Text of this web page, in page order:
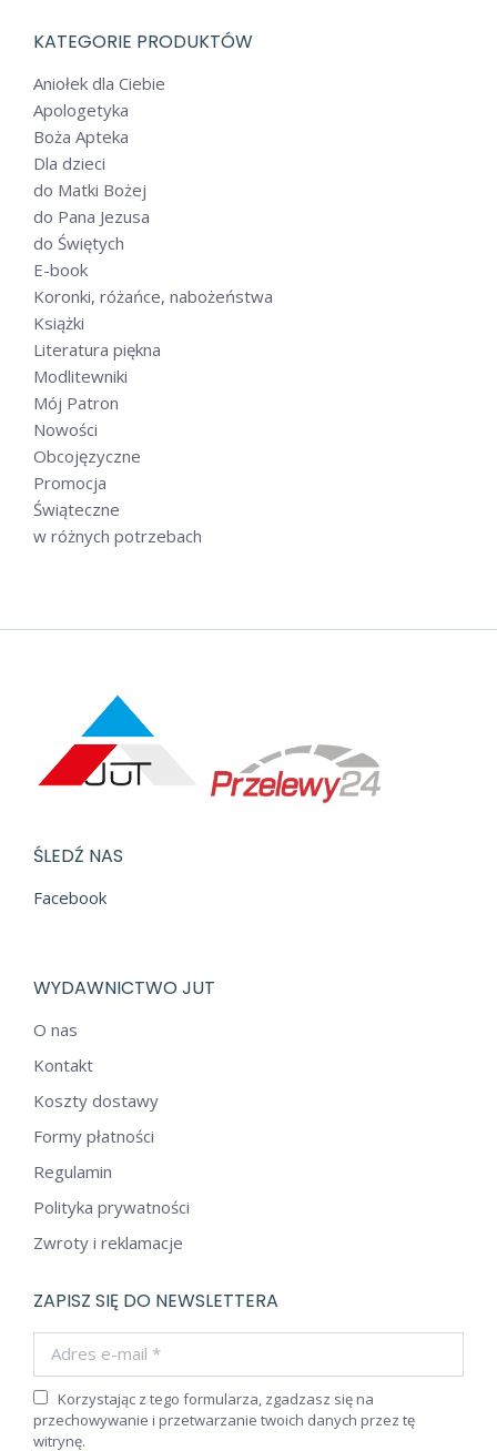
KATEGORIE PRODUKTÓW
Aniołek dla Ciebie
Apologetyka
Boża Apteka
Dla dzieci
do Matki Bożej
do Pana Jezusa
do Świętych
E-book
Koronki, różańce, nabożeństwa
Książki
Literatura piękna
Modlitewniki
Mój Patron
Nowości
Obcojęzyczne
Promocja
Świąteczne
w różnych potrzebach
ŚLEDŹ NAS
Facebook
WYDAWNICTWO JUT
O nas
Kontakt
Koszty dostawy
Formy płatności
Regulamin
Polityka prywatności
Zwroty i reklamacje
ZAPISZ SIĘ DO NEWSLETTERA
Korzystając z tego formularza, zgadzasz się na
przechowywanie i przetwarzanie twoich danych przez tę
witrynę.